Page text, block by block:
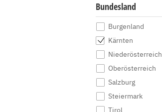
Bundesland
Burgenland
Kärnten
Niederösterreich
Oberösterreich
Salzburg
Steiermark
Tirol